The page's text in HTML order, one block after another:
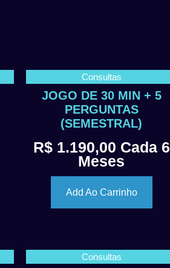
Consultas
JOGO DE 30 MIN + 5
PERGUNTAS
(SEMESTRAL)
R$1.190,00 Cada 6
Meses
Add Ao Carrinho
Consultas